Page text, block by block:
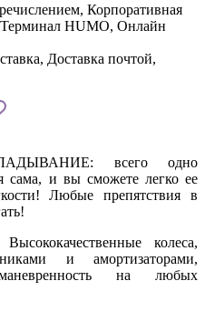
Корпоративная
HUMO, Онлайн
Доставка почтой,
всего одно
сама, и вы сможете легко ее
Любые препятствия в
колеса,
и амортизаторами,
на любых